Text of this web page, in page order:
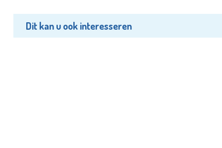
Dit kan u ook interesseren